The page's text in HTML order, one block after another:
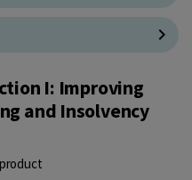
I: Improving
and Insolvency